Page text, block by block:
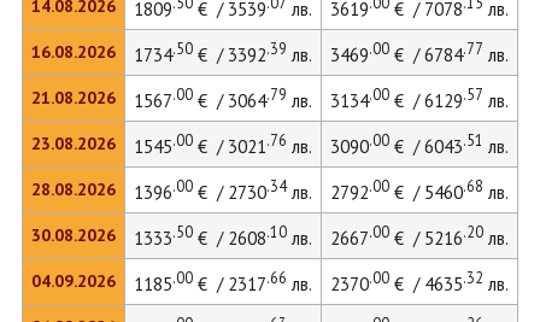
14.08.2026
16.08.2026
21.08.2026
23.08.2026
28.08.2026
30.08.2026
04.09.2026
1809 € / 3539 лв. 3619 € / 7078 лв.
1734.50€ / 3392.39 лв. 3469.00€ / 6784.77 лв.
1567.00€ / 3064.79 лв. 3134.00€ / 6129.57 лв.
1545.00€ / 3021.76 лв. 3090.00€ / 6043.51 лв.
1396.00€ / 2730.34лв. 2792.00€ / 5460.68 лв.
1333.50€ / 2608.10лв. 2667.00€ / 5216.20лв.
1185.00€ / 2317.66 лв. 2370.00€ / 4635.32 лв.